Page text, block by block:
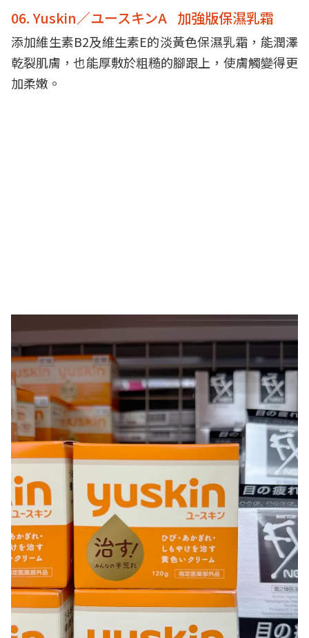
06. Yuskin／ユースキンA 加強版保濕乳霜
添加維生素B2及維生素E的淡黃色保濕乳霜，能潤澤
乾裂肌膚，也能厚敷於粗糙的腳跟上，使膚觸變得更
加柔嫩。